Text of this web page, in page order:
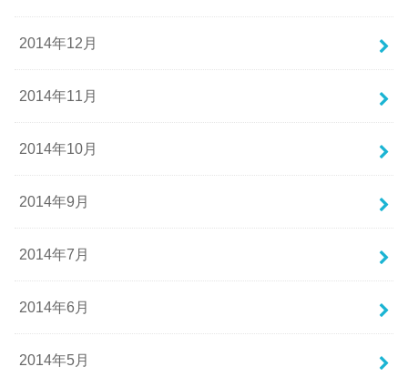
2014年12月
2014年11月
2014年10月
2014年9月
2014年7月
2014年6月
2014年5月